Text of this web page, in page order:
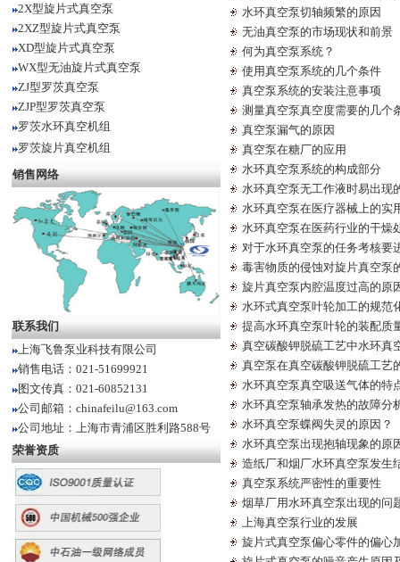
2X型旋片式真空泵
2XZ型旋片式真空泵
XD型旋片式真空泵
WX型无油旋片式真空泵
ZJ型罗茨真空泵
ZJP型罗茨真空泵
罗茨水环真空机组
罗茨旋片真空机组
销售网络
联系我们
上海飞鲁泵业科技有限公司
销售电话：021-51699921
图文传真：021-60852131
公司邮箱：chinafeilu@163.com
公司地址：上海市青浦区胜利路588号
荣誉资质
水环真空泵切轴频繁的原因
无油真空泵的市场现状和前景
何为真空泵系统？
使用真空泵系统的几个条件
真空泵系统的安装注意事项
测量真空泵真空度需要的几个
真空泵漏气的原因
真空泵在糖厂的应用
水环真空泵系统的构成部分
水环真空泵无工作液时易出现
水环真空泵在医疗器械上的实
水环真空泵在医药行业的干燥
对于水环真空泵的任务考核要
毒害物质的侵蚀对旋片真空泵
旋片真空泵内腔温度过高的原
水环式真空泵叶轮加工的规范
提高水环真空泵叶轮的装配质
真空碳酸钾脱硫工艺中水环真
真空泵在真空碳酸钾脱硫工艺
水环真空泵真空吸送气体的特
水环真空泵轴承发热的故障分
水环真空泵蝶阀失灵的原因？
水环真空泵出现抱轴现象的原
造纸厂和烟厂水环真空泵发生
真空泵系统严密性的重要性
烟草厂用水环真空泵出现的问
上海真空泵行业的发展
旋片式真空泵偏心零件的偏心